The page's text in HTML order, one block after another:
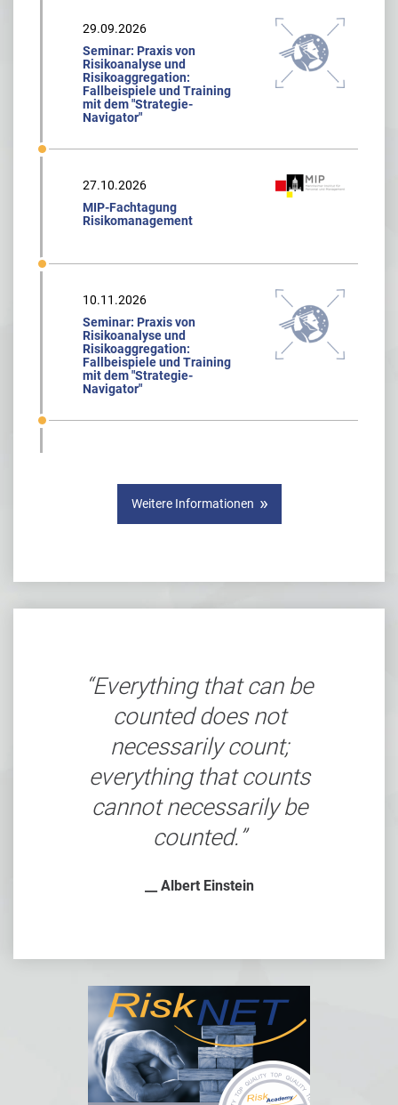
29.09.2026
Seminar: Praxis von
Risikoanalyse und
Risikoaggregation:
Fallbeispiele und Training
mit dem "Strategie-
Navigator"
27.10.2026
MIP-Fachtagung
Risikomanagement
10.11.2026
Seminar: Praxis von
Risikoanalyse und
Risikoaggregation:
Fallbeispiele und Training
mit dem "Strategie-
Navigator"
Weitere Informationen
Everything that can be
counted does not
necessarily count;
everything that counts
cannot necessarily be
counted.
__ Albert Einstein